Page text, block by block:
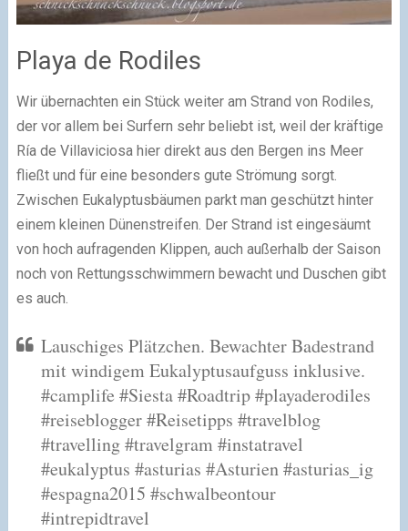
Playa de Rodiles
Wir übernachten ein Stück weiter am Strand von Rodiles,
der vor allem bei Surfern sehr beliebt ist, weil der kräftige
Ría de Villaviciosa hier direkt aus den Bergen ins Meer
fließt und für eine besonders gute Strömung sorgt.
Zwischen Eukalyptusbäumen parkt man geschützt hinter
einem kleinen Dünenstreifen. Der Strand ist eingesäumt
von hoch aufragenden Klippen, auch außerhalb der Saison
noch von Rettungsschwimmern bewacht und Duschen gibt
es auch.
Lauschiges Plätzchen. Bewachter Badestrand
mit windigem Eukalyptusaufguss inklusive.
#camplife #Siesta #Roadtrip #playaderodiles
#reiseblogger #Reisetipps #travelblog
#travelling #travelgram #instatravel
#eukalyptus #asturias #Asturien #asturias_ig
#espagna2015 #schwalbeontour
#intrepidtravel